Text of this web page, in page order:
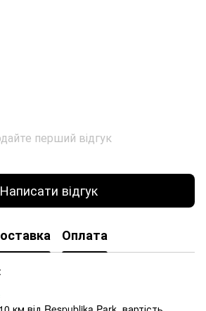
перший відгук
Написати відгук
Оплата